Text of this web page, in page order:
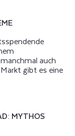
auch
gibt es eine
MYTHOS O